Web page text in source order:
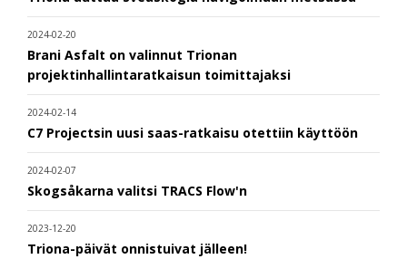
2024-02-20
Brani Asfalt on valinnut Trionan
projektinhallintaratkaisun toimittajaksi
2024-02-14
C7 Projectsin uusi saas-ratkaisu otettiin käyttöön
2024-02-07
Skogsåkarna valitsi TRACS Flow'n
2023-12-20
Triona-päivät onnistuivat jälleen!